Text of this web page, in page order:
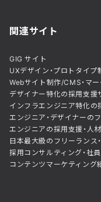
関連サイト
GIG サイト
UXデザイン・プロトタイ
Webサイト制作/CMS・マ
デザイナー特化の採用支
インフラエンジニア特化
エンジニア・デザイナー
エンジニアの採用支援・人
日本最大級のフリーラン
採用コンサルティング・
コンテンツマーケティン